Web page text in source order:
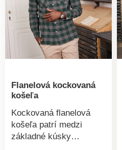
lem. Možno prať v
práčke.
Flanelová kockovaná
košeľa
Kockovaná flanelová
košeľa patrí medzi
základné kúsky